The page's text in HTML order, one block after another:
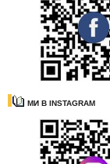
МИ В INSTAGRAM